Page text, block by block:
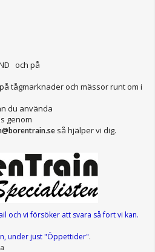
och på
tågmarknader och mässor runt om i
du använda
genom
så hjälper vi dig.
och vi försöker att svara så fort vi kan.
under just "Öppettider".